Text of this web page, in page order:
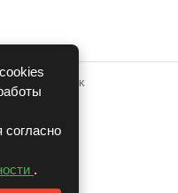
авторазборок
г.
.